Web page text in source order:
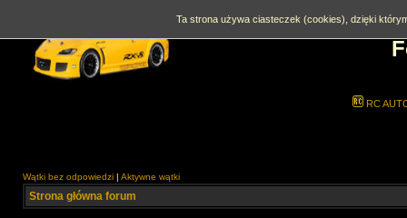
RC
Wątki bez odpowiedzi | Aktywne wątki
Strona główna forum
Ta strona używa ciasteczek (cookies), dzięki